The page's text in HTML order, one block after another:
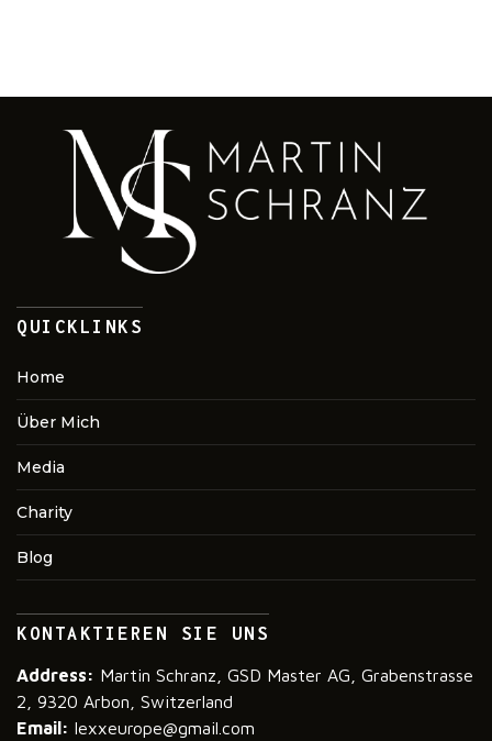
QUICKLINKS
Home
Über Mich
Media
Charity
Blog
KONTAKTIEREN SIE UNS
Address: Martin Schranz, GSD Master AG, Grabenstrasse
2, 9320 Arbon, Switzerland
Email: lexxeurope@gmail.com